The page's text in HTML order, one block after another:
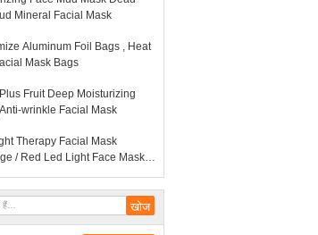
Mineral Facial Mask
Aluminum Foil Bags , Heat
Mask Bags
Fruit Deep Moisturizing
wrinkle Facial Mask
Therapy Facial Mask
/ Red Led Light Face Mask